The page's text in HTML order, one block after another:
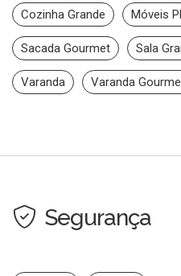
Cozinha Grande Móveis
Sacada Gourmet Sala
Varanda Varanda
Segurança